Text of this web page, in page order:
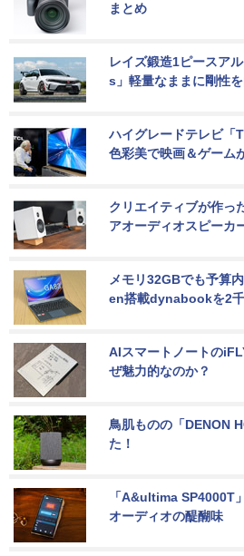
まとめ
レイズ鍛造1ピースア
s」軽量なままに剛性
ハイグレードテレビ「
色彩美で映画＆ゲーム
クリエイティブが作っ
アオーディオスピーカ
メモリ32GBでも予算
en搭載dynabookを2
AIスマートノートの
ぜ魅力的なのか？
鳥肌ものの「DENON
た！
「A&ultima SP4000T
オーディオの醍醐味